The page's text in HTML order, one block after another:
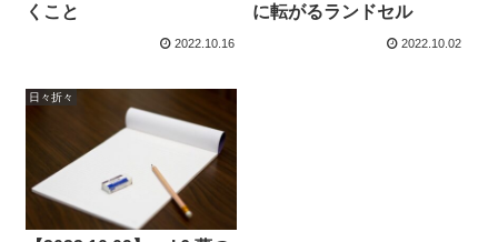
くこと
2022.10.16
に転がるランドセル
2022.10.02
日々折々